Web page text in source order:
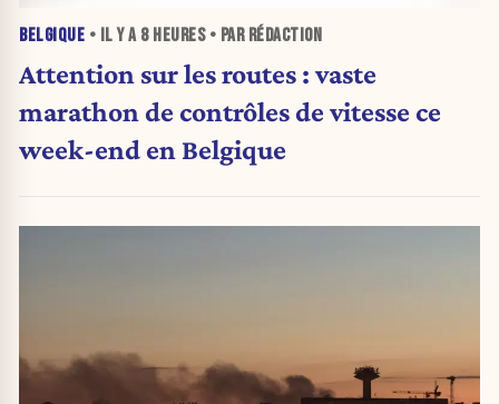
BELGIQUE • IL Y A 8 HEURES• PAR RÉDACTION
Attention sur les routes : vaste
marathon de contrôles de vitesse ce
week-end en Belgique